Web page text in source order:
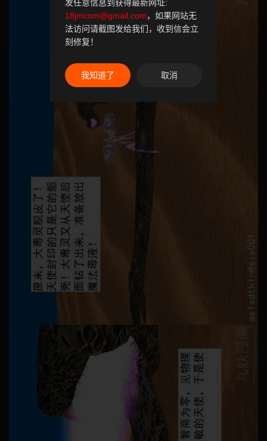
发任意信息到获得最新网址:
18jmcom@gmail.com，如果网站无
法访问请截图发给我们，收到信会立
刻修复！
我知道了 取消